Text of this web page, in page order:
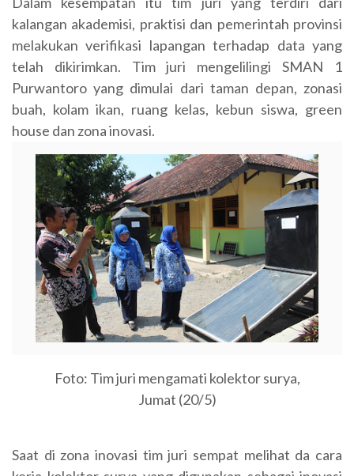
kalangan akademisi, praktisi dan pemerintah provinsi
melakukan verifikasi lapangan terhadap data yang
telah dikirimkan. Tim juri mengelilingi SMAN 1
Purwantoro yang dimulai dari taman depan, zonasi
buah, kolam ikan, ruang kelas, kebun siswa, green
house dan zona inovasi.
Foto: Tim juri mengamati kolektor surya,
Jumat (20/5)
Saat di zona inovasi tim juri sempat melihat da cara